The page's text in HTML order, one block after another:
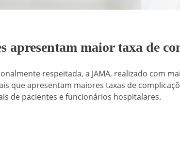
apresentam maior taxa de
respeitada, a JAMA, realizado com
que apresentam maiores taxas de
de pacientes e funcionários hospitalares.